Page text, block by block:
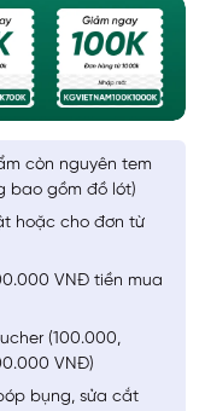
còn nguyên tem
bao gồm đồ lót)
hoặc cho đơn từ
VNĐ tiền mua
(100.000,
VNĐ)
bụng, sửa cắt